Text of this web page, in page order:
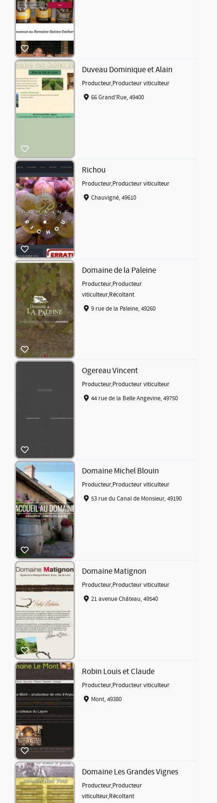
Duveau Dominique et Alain
Producteur,Producteur viticulteur
66 Grand'Rue, 49400
Richou
Producteur,Producteur viticulteur
Chauvigné, 49610
Domaine de la Paleine
Producteur,Producteur
viticulteur,Récoltant
9 rue de la Paleine, 49260
Ogereau Vincent
Producteur,Producteur viticulteur
44 rue de la Belle Angevine, 49750
Domaine Michel Blouin
Producteur,Producteur viticulteur
53 rue du Canal de Monsieur, 49190
Domaine Matignon
Producteur,Producteur viticulteur
21 avenue Château, 49540
Robin Louis et Claude
Producteur,Producteur viticulteur
Mont, 49380
Domaine Les Grandes Vignes
Producteur,Producteur
viticulteur,Récoltant